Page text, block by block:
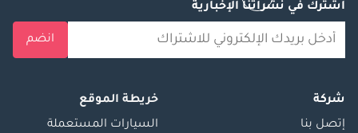
اشترك في نشراتنا الإخبارية
انضم
شركة
إتصل بنا
خريطة الموقع
السيارات المستعملة